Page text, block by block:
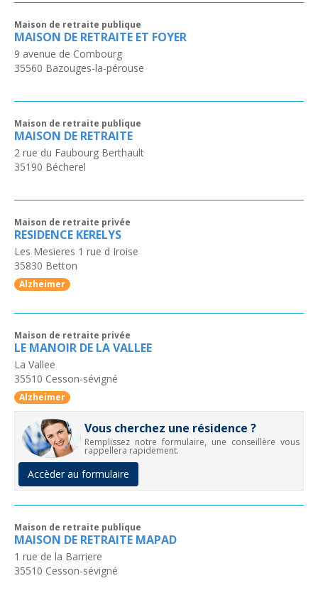
Maison de retraite publique
MAISON DE RETRAITE ET FOYER
9 avenue de Combourg
35560 Bazouges-la-pérouse
Maison de retraite publique
MAISON DE RETRAITE
2 rue du Faubourg Berthault
35190 Bécherel
Maison de retraite privée
RESIDENCE KERELYS
Les Mesieres 1 rue d Iroise
35830 Betton
Alzheimer
Maison de retraite privée
LE MANOIR DE LA VALLEE
La Vallee
35510 Cesson-sévigné
Alzheimer
Vous cherchez une résidence ?
Remplissez notre formulaire, une conseillère vous
rappellera rapidement.
Accèder au formulaire
Maison de retraite publique
MAISON DE RETRAITE MAPAD
1 rue de la Barriere
35510 Cesson-sévigné